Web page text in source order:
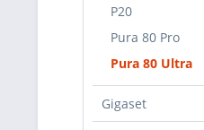
P20
Pura 80 Pro
Pura 80 Ultra
Gigaset